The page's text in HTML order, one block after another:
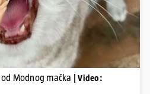
Modnog mačka
| Video: